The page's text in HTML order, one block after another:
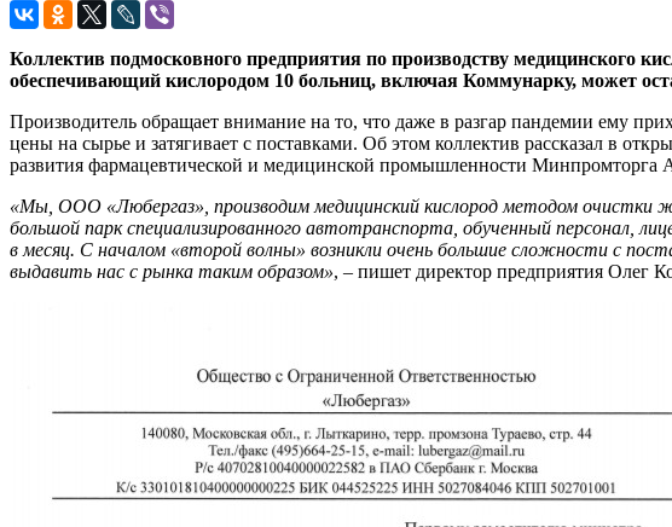
Коллектив подмосковного предприятия по производству медицинского
обеспечивающий кислородом 10 больниц, включая Коммунарку, может
Производитель обращает внимание на то, что даже в разгар пандемии ему
цены на сырье и затягивает с поставками. Об этом коллектив рассказал в
развития фармацевтической и медицинской промышленности Минпромторга
«Мы, ООО «Любергаз», производим медицинский кислород методом очистки
большой парк специализированного автотранспорта, обученный персонал,
в месяц. С началом «второй волны» возникли очень большие сложности с
выдавить нас с рынка таким образом», – пишет директор предприятия Олег